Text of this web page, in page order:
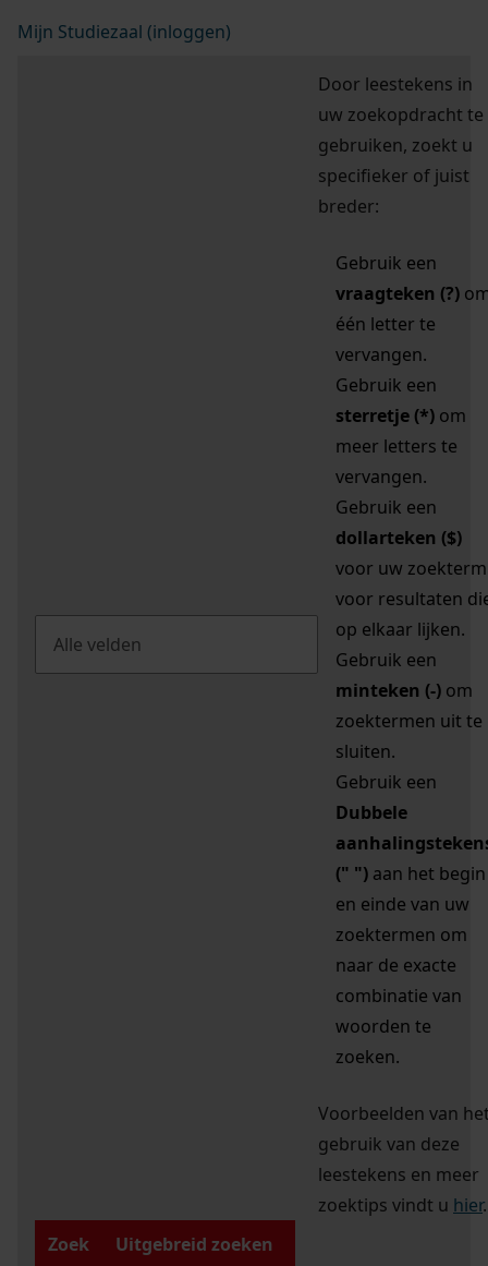
Mijn Studiezaal (inloggen)
Door leestekens in
uw zoekopdracht te
gebruiken, zoekt u
specifieker of juist
breder:
Gebruik een
vraagteken (?)
één letter te
vervangen.
Gebruik een
sterretje (*) om
meer letters te
vervangen.
Gebruik een
dollarteken ($)
voor uw zoekterm
voor resultaten
op elkaar lijken.
Gebruik een
minteken (-) om
zoektermen uit te
sluiten.
Gebruik een
Dubbele
(" ") aan het begin
en einde van uw
zoektermen om
naar de exacte
combinatie van
woorden te
zoeken.
Voorbeelden van
gebruik van deze
leestekens en meer
zoektips vindt u hier.
Zoek
Uitgebreid zoeken